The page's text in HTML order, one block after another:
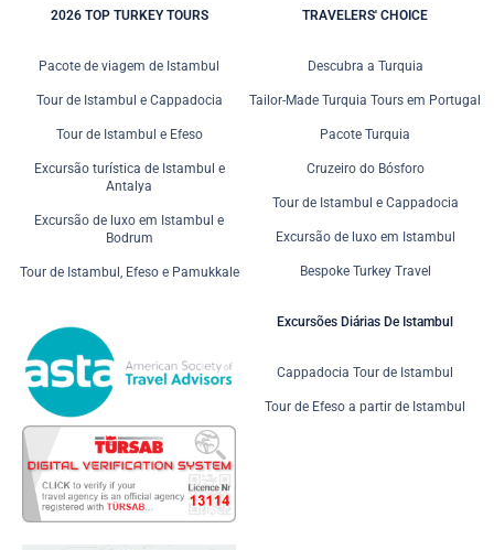
2026 TOP TURKEY TOURS
Pacote de viagem de Istambul
Tour de Istambul e Cappadocia
Tour de Istambul e Efeso
Excursão turística de Istambul e
Antalya
Excursão de luxo em Istambul e
Bodrum
Tour de Istambul, Efeso e Pamukkale
TRAVELERS' CHOICE
Descubra a Turquia
Tailor-Made Turquia Tours em Portugal
Pacote Turquia
Cruzeiro do Bósforo
Tour de Istambul e Cappadocia
Excursão de luxo em Istambul
Bespoke Turkey Travel
Excursões Diárias De Istambul
Cappadocia Tour de Istambul
Tour de Efeso a partir de Istambul